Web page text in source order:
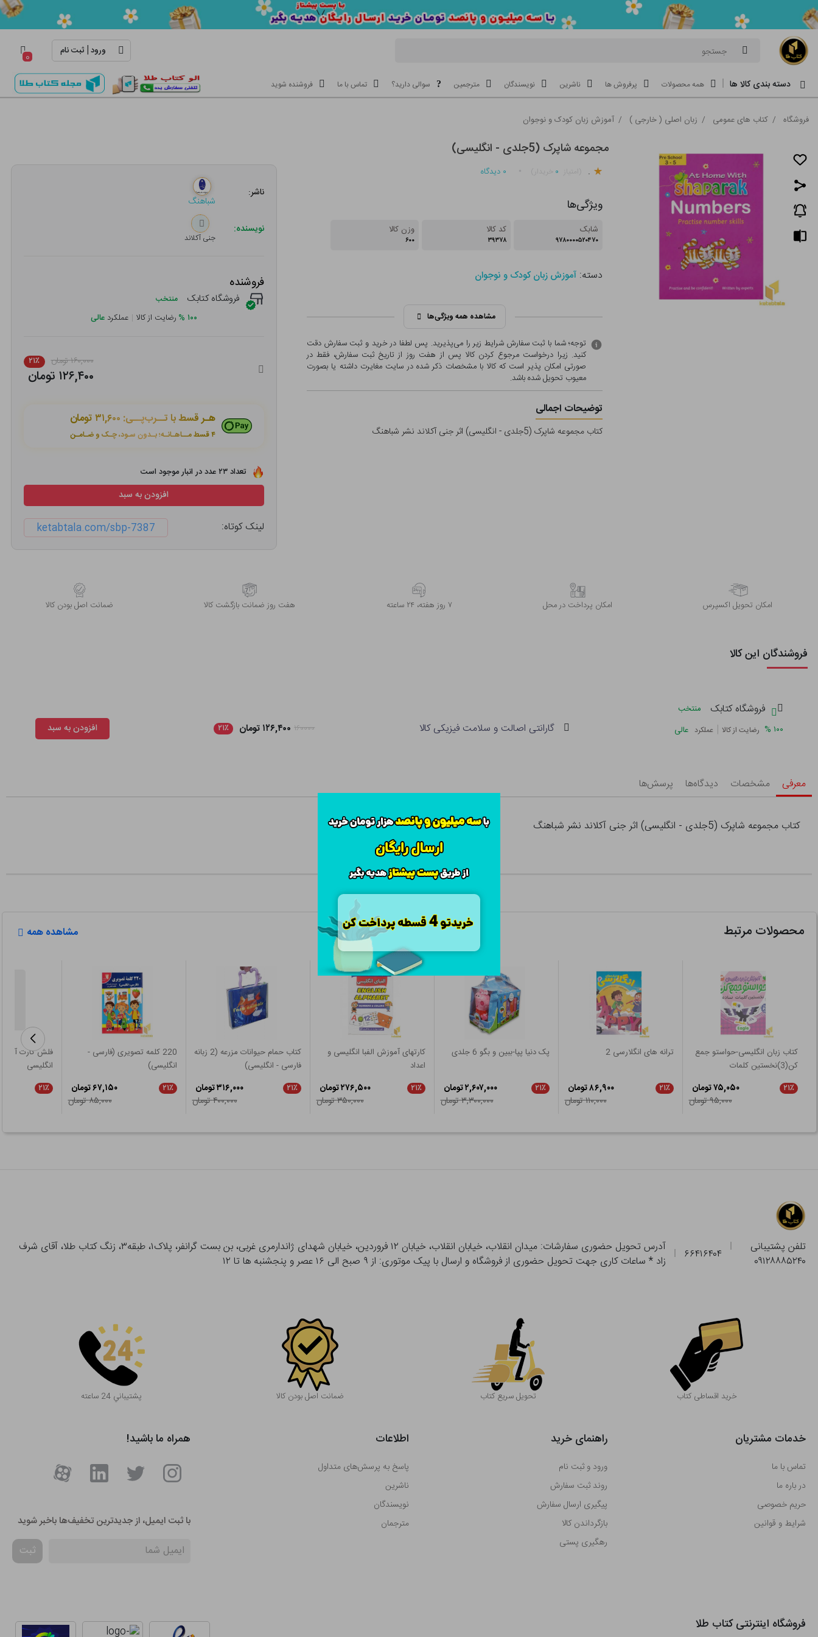
جستجو ورود| ثبت نام ۰
دسته بندی کالا ها همه محصولات پرفروش ها ناشرین نویسندگان مترجمین سوالی دارید؟ تماس با ما فروشنده شوید
فروشگاه / کتاب های عمومی / زبان اصلی ( خارجی ) / آموزش زبان کودک و نوجوان
مجموعه شاپرک (5جلدی - انگلیسی)
. ۰ ۰ دیدگاه
ویژگی‌ها
شابک
۹۷۸۰۰۰۰۵۲۰۴۷۰
کد کالا
۳۹۳۷۸
وزن کالا
۶۰۰
دسته: آموزش زبان کودک و نوجوان
مشاهده همه ویژگی‌ها
توجه؛ شما با ثبت سفارش شرایط زیر را می‌پذیرید. پس لطفا در خرید و ثبت سفارش دقت
کنید. زیرا درخواست مرجوع کردن کالا پس از هفت روز از تاریخ ثبت سفارش، فقط در
صورتی امکان پذیر است که کالا با مشخصات ذکر شده در سایت مغایرت داشته یا بصورت
معيوب تحویل شده باشد.
توضیحات اجمالی
کتاب مجموعه شاپرک (5جلدی - انگلیسی) اثر جنی آکلاند نشر شباهنگ
ناشر:
شباهنگ
نویسنده:
جنی آکلاند
فروشنده
فروشگاه کتابک منتخب
۱۰۰ % رضایت از کالا | عملکرد عالی
۱۶۰,۰۰۰ تومان ۲۱٪
۱۲۶,۴۰۰ تومان
هـر قسط با تــرب‌پــی: ۳۱,۶۰۰ تومان
۴ قسط مــاهـانـه؛ بـدون سـود، چـک و ضـامـن
تعداد ۲۳ عدد در انبار موجود است
افزودن به سبد
لینک کوتاه: ketabtala.com/sbp-7387
اﻣﮑﺎن ﺗﺤﻮﯾﻞ اﮐﺴﭙﺮس امکان پرداخت در محل ۷ روز ﻫﻔﺘﻪ، ۲۴ ﺳﺎﻋﺘﻪ هفت روز ضمانت بازگشت کالا ﺿﻤﺎﻧﺖ اﺻﻞ ﺑﻮدن ﮐﺎﻟﺎ
فروشندگان این کالا
فروشگاه کتابک
منتخب
۱۰۰ % رضایت از کالا | عملکرد عالی گارانتی اصالت و سلامت فیزیکی کالا ۱۶۰۰۰۰ ۱۲۶,۴۰۰ تومان ۲۱٪ افزودن به سبد
معرفی مشخصات دیدگاه‌ها پرسش‌ها
کتاب مجموعه شاپرک (5جلدی - انگلیسی) اثر جنی آکلاند نشر شباهنگ
محصولات مرتبط مشاهده همه
کتاب زبان انگلیسی-حواستو جمع
کن(3)نخستین کلمات
۲۱٪
۷۵,۰۵۰ تومان
۹۵,۰۰۰ تومان
ترانه های انگلارسی 2
۲۱٪
۸۶,۹۰۰ تومان
۱۱۰,۰۰۰ تومان
پک دنیا پپا-ببین و بگو 6 جلدی
۲۱٪
۲,۶۰۷,۰۰۰ تومان
۳,۳۰۰,۰۰۰ تومان
کارتهای آموزش الفبا انگلیسی و
اعداد
۲۱٪
۲۷۶,۵۰۰ تومان
۳۵۰,۰۰۰ تومان
کتاب حمام حیوانات مزرعه (2 زبانه
فارسی - انگلیسی)
۲۱٪
۳۱۶,۰۰۰ تومان
۴۰۰,۰۰۰ تومان
220 کلمه تصویری (فارسی -
انگلیسی)
۲۱٪
۶۷,۱۵۰ تومان
۸۵,۰۰۰ تومان
فلش کارت
انگلیسی
۲۱٪
تلفن پشتیبانی
۰۹۱۲۸۸۸۵۲۴۰
۶۶۴۱۶۴۰۴
آدرس تحویل حضوری سفارشات: میدان انقلاب، خیابان انقلاب، خیابان ۱۲ فروردین، خیابان شهدای ژاندارمری غربی، بن بست گرانفر، پلاک۱، طبقه۳، زنگ کتاب طلا، آقای شرف
زاد * ساعات کاری جهت تحویل حضوری از فروشگاه و ارسال با پیک موتوری: از ۹ صبح الی ۱۶ عصر و پنجشنبه ها تا ۱۲
خرید اقساطی کتاب تحویل سریع کتاب
بصورت حضوری از آدرس تحویل حضوری سفارش خود را بدون هیچ هزینه ای تحویل بگیرید.
ضمانت اصل بودن کالا پشتيباني 24 ساعته
خدمات مشتریان
تماس با ما
در باره ما
حریم خصوصی
شرایط و قوانین
راهنمای خرید
ورود و ثبت نام
روند ثبت سفارش
پیگیری ارسال سفارش
بازگرداندن کالا
رهگیری پستی
اطلاعات
پاسخ به پرسش‌های متداول
ناشرین
نویسندگان
مترجمان
همراه ما باشید!
با ثبت ایمیل، از جدید‌ترین تخفیف‌ها با‌خبر شوید
ثبت
فروشگاه اینترنتی کتاب طلا